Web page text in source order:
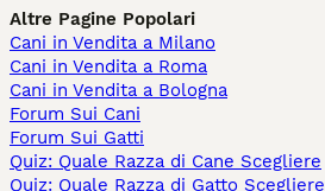
Altre Pagine Popolari
Cani in Vendita a Milano
Cani in Vendita a Roma
Cani in Vendita a Bologna
Forum Sui Cani
Forum Sui Gatti
Quiz: Quale Razza di Cane Scegliere
Quiz: Quale Razza di Gatto Scegliere